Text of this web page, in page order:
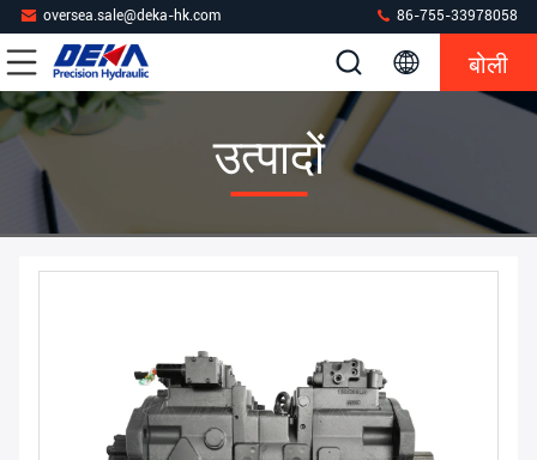
oversea.sale@deka-hk.com 86-755-33978058
बोली
उत्पादों